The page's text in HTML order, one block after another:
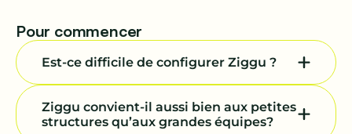
Pour commencer
Est-ce difficile de configurer Ziggu ?
invite the team, and launch a first project in
under an hour.
Ziggu convient-il aussi bien aux petites
structures qu’aux grandes équipes?